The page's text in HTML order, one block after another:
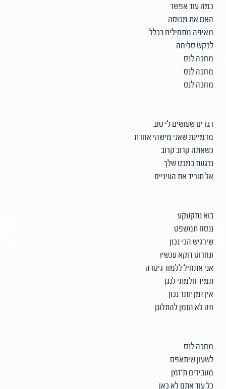
כמה עוד אפשר
האם את מכוסה
מאיפה מתחילים בכלל
לבקש סליחה
מחכה לנס
מחכה לנס
מחכה לנס
דברים שעושים לי טוב
מדמיינת שאני מישהי אחרת
כשאתה קרוב קרוב
נרגעת במבט שלך
אל תוריד את העיניים
בוא נתקעקע
ננסח תמשפט
שירגיש הכי נכון
ונחרוט דוקא עכשיו
אני אתחיל ללמוד גיטרה
תמיד חלמתי לנגן
אין זמן יותר נכון
וזה לא הזמן להתלונן
מחכה לנס
לשעון שיתאפס
מעבירים ת'זמן
כל עוד אתם לא כאן